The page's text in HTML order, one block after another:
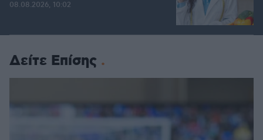
08.08.2026, 10:02
Δείτε Επίσης